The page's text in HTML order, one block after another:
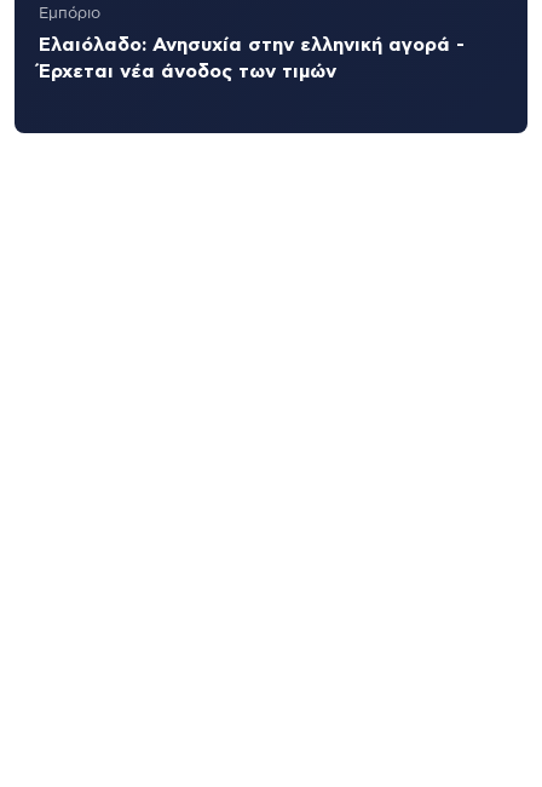
Εμπόριο
Ελαιόλαδο: Ανησυχία στην ελληνική αγορά -
Έρχεται νέα άνοδος των τιμών